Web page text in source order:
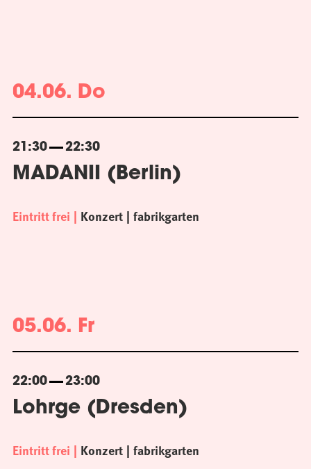
04.06. Do
21:30 22:30
MADANII (Berlin)
Eintritt frei Konzert fabrikgarten
05.06. Fr
22:00 23:00
Lohrge (Dresden)
Eintritt frei Konzert fabrikgarten